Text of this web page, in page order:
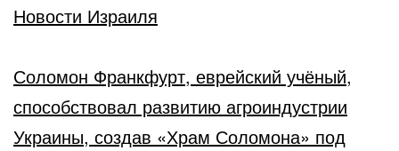
Новости Израиля
Соломон Франкфурт, еврейский учёный,
способствовал развитию агроиндустрии
Украины, создав «Храм Соломона» под